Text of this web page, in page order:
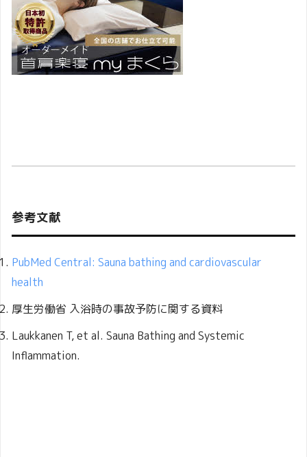
参考文献
PubMed Central: Sauna bathing and cardiovascular
health
厚生労働省 入浴時の事故予防に関する資料
Laukkanen T, et al. Sauna Bathing and Systemic
Inflammation.